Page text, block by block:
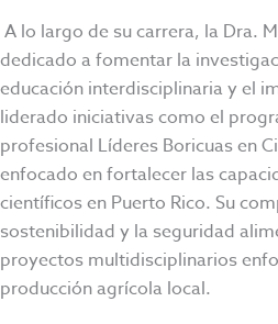
A lo largo de su carrera, la Dra.
dedicado a fomentar la
educación interdisciplinaria y el
liderado iniciativas como el
profesional Líderes Boricuas en
enfocado en fortalecer las
científicos en Puerto Rico. Su
sostenibilidad y la seguridad
proyectos multidisciplinarios
producción agrícola local.